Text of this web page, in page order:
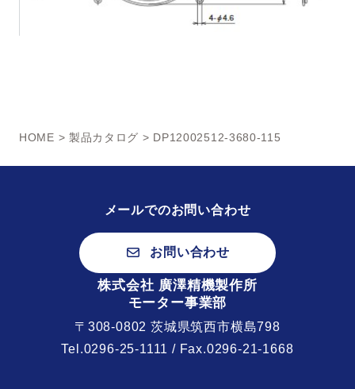
HOME > 製品カタログ > DP12002512-3680-115
メールでのお問い合わせ
お問い合わせ
株式会社 廣澤精機製作所
モーター事業部
〒308-0802 茨城県筑西市横島798
Tel.0296-25-1111 / Fax.0296-21-1668